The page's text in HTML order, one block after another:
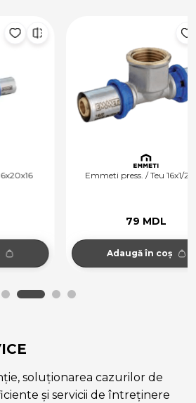
Emmeti press. / Teu 16x1/2
79 MDL
Adaugă în coș
soluționarea cazurilor de
și servicii de întreținere